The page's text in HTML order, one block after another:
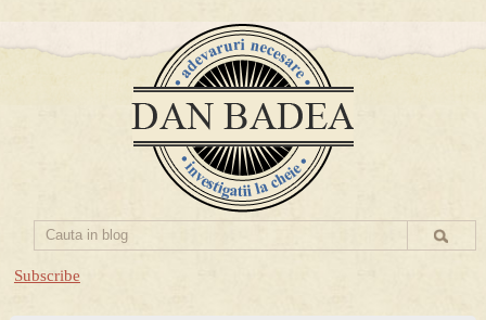
Subscribe